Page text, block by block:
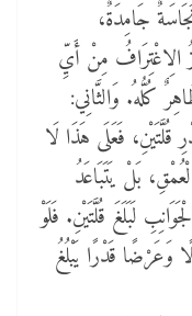
جَامِدَةٌ،
الِاغْتِرَافُ مِنْ أَيِّ
كُلُّهُ. وَالثَّانِي:
فَعَلَى هَذَا لَا
بَلْ يَتَبَاعَدُ
لَبَلَغَ قُلَّتَيْنِ. فَلَوْ
وَعَرْضًا قَدْرًا يَبْلُغُ